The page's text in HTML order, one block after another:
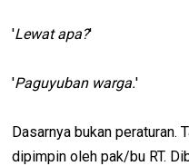
'Lewat apa?'
'Paguyuban warga.'
Dasarnya bukan peraturan.
dipimpin oleh pak/bu RT.